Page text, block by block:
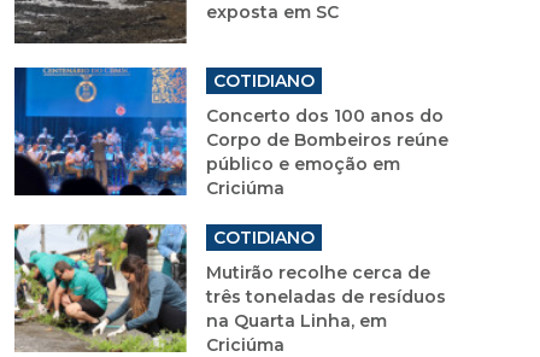
exposta em SC
COTIDIANO
Concerto dos 100 anos do
Corpo de Bombeiros reúne
público e emoção em
Criciúma
COTIDIANO
Mutirão recolhe cerca de
três toneladas de resíduos
na Quarta Linha, em
Criciúma